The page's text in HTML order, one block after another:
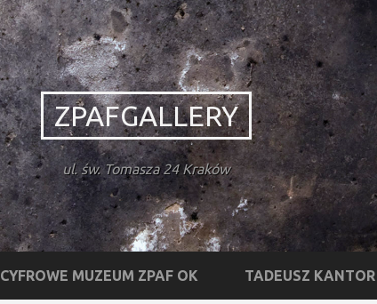
ZPAFGALLERY
ul. św. Tomasza 24 Kraków
CYFROWE MUZEUM ZPAF OK TADEUSZ KANTOR